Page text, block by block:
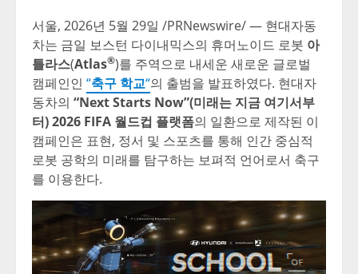
서울, 2026년 5월 29일 /PRNewswire/ — 현대자동
차는 금일 보스턴 다이내믹스의 휴머노이드 로봇 아
틀라스(Atlas®)를 주역으로 내세운 새로운 글로벌
캠페인인 “축구 학교“의 출범을 발표하였다. 현대자
동차의 “Next Starts Now”(미래는 지금 여기서부
터) 2026 FIFA 월드컵 플랫폼의 일환으로 제작된 이
캠페인은 표현, 정서 및 스포츠를 통해 인간 중심적
로봇 공학의 미래를 탐구하는 보펴적 언어로서 축구
를 이용한다.